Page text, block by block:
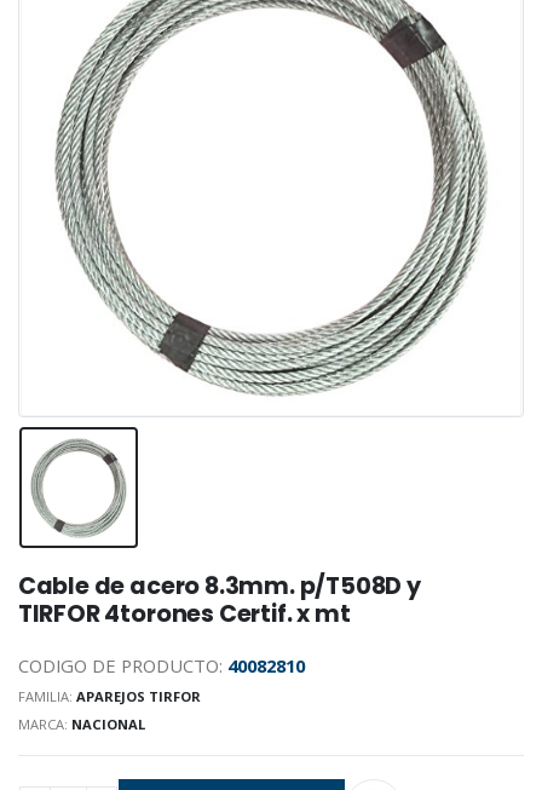
Cable de acero 8.3mm. p/T508D y
TIRFOR 4torones Certif. x mt
CODIGO DE PRODUCTO: 40082810
FAMILIA: APAREJOS TIRFOR
MARCA: NACIONAL